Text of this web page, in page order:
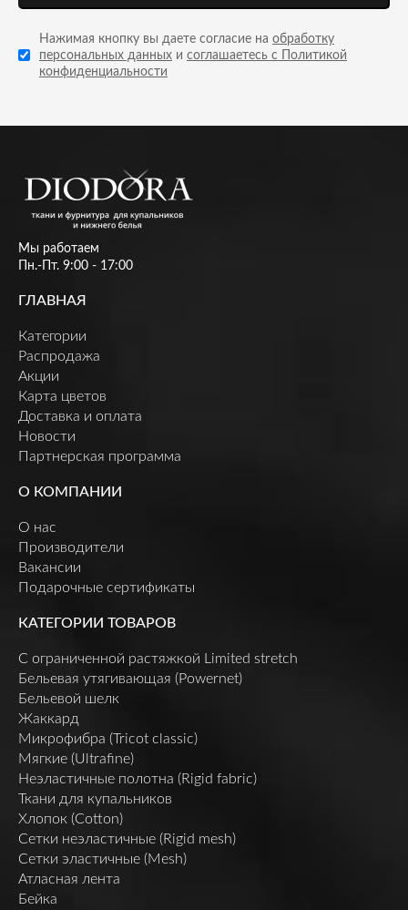
Нажимая кнопку вы даете согласие на обработку
персональных данных и соглашаетесь с Политикой
конфиденциальности
Мы работаем
Пн.-Пт. 9:00 - 17:00
ГЛАВНАЯ
Категории
Распродажа
Акции
Карта цветов
Доставка и оплата
Новости
Партнерская программа
О КОМПАНИИ
О нас
Производители
Вакансии
Подарочные сертификаты
КАТЕГОРИИ ТОВАРОВ
C ограниченной растяжкой Limited stretch
Бельевая утягивающая (Powernet)
Бельевой шелк
Жаккард
Микрофибра (Tricot classic)
Мягкие (Ultrafine)
Неэластичные полотна (Rigid fabric)
Ткани для купальников
Хлопок (Cotton)
Сетки неэластичные (Rigid mesh)
Сетки эластичные (Mesh)
Атласная лента
Бейка